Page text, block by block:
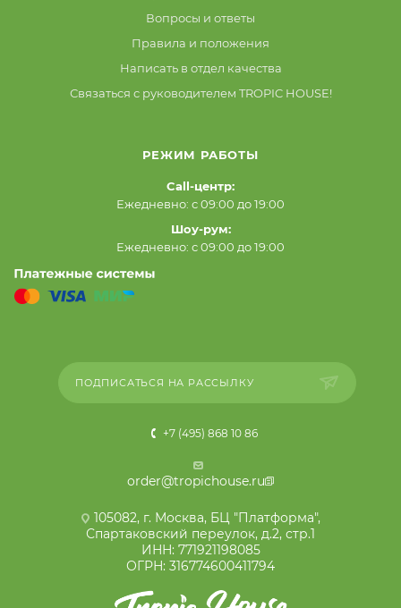
Вопросы и ответы
Правила и положения
Написать в отдел качества
Связаться с руководителем TROPIC HOUSE!
РЕЖИМ РАБОТЫ
Call-центр:
Ежедневно: с 09:00 до 19:00
Шоу-рум:
Ежедневно: с 09:00 до 19:00
ПОДПИСАТЬСЯ НА РАССЫЛКУ
+7 (495) 868 10 86
order@tropichouse.ru
105082, г. Москва, БЦ "Платформа",
Спартаковский переулок, д.2, стр.1
ИНН: 771921198085
ОГРН: 316774600411794